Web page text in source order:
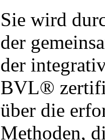
Sie wird
der
der
BVL®
über die
Methoden,